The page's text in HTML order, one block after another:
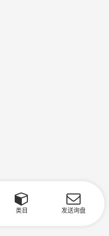
类目 发送询盘